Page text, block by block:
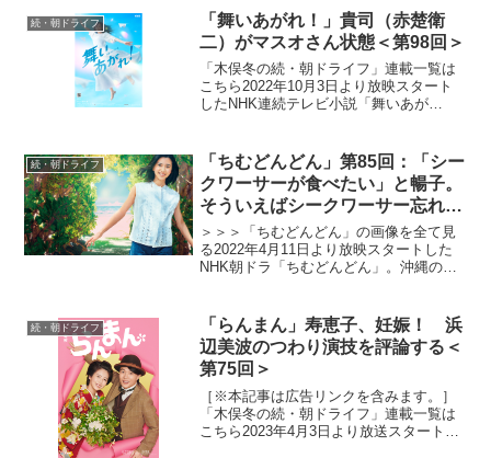
かな長崎・五島列島で人との絆を育みな
がら、空を飛ぶ夢に向...
続・朝ドライフ
「舞いあがれ！」貴司（赤楚衛
二）がマスオさん状態＜第98回＞
「木俣冬の続・朝ドライフ」連載一覧は
こちら2022年10月3日より放映スタート
したNHK連続テレビ小説「舞いあが
かな長崎・五島列島で人との絆を育みな
がら、空を飛ぶ夢に向...
続・朝ドライフ
「ちむどんどん」第85回：「シー
クワーサーが食べたい」と暢子。
そういえばシークワーサー忘れら
れていたよね
＞＞＞「ちむどんどん」の画像を全て見
る2022年4月11日より放映スタートした
NHK朝ドラ「ちむどんどん」。沖縄の本
夢をかける主人公と支え合う兄妹たちの
絆を描くストーリ...
続・朝ドライフ
「らんまん」寿恵子、妊娠！ 浜
辺美波のつわり演技を評論する＜
第75回＞
［※本記事は広告リンクを含みます。］
「木俣冬の続・朝ドライフ」連載一覧は
こちら2023年4月3日より放送スタートし